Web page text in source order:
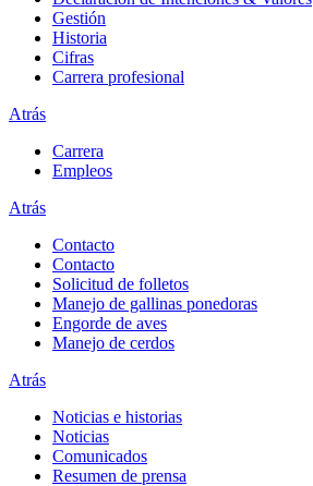
Gestión
Historia
Cifras
Carrera profesional
Atrás
Carrera
Empleos
Atrás
Contacto
Contacto
Solicitud de folletos
Manejo de gallinas ponedoras
Engorde de aves
Manejo de cerdos
Atrás
Noticias e historias
Noticias
Comunicados
Resumen de prensa